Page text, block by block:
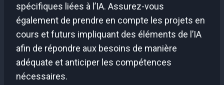
spécifiques liées à l’IA. Assurez-vous
également de prendre en compte les projets en
cours et futurs impliquant des éléments de l’IA
afin de répondre aux besoins de manière
adéquate et anticiper les compétences
nécessaires.